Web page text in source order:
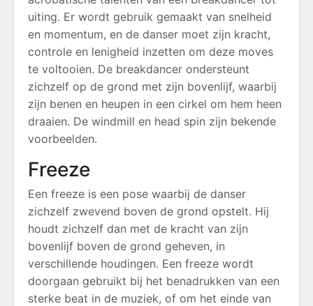
uiting. Er wordt gebruik gemaakt van snelheid
en momentum, en de danser moet zijn kracht,
controle en lenigheid inzetten om deze moves
te voltooien. De breakdancer ondersteunt
zichzelf op de grond met zijn bovenlijf, waarbij
zijn benen en heupen in een cirkel om hem heen
draaien. De windmill en head spin zijn bekende
voorbeelden.
Freeze
Een freeze is een pose waarbij de danser
zichzelf zwevend boven de grond opstelt. Hij
houdt zichzelf dan met de kracht van zijn
bovenlijf boven de grond geheven, in
verschillende houdingen. Een freeze wordt
doorgaan gebruikt bij het benadrukken van een
sterke beat in de muziek, of om het einde van